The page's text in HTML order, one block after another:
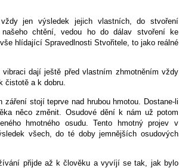
jen výsledek jejich vlastních, do stvoření
chtění, vedou ho do dálav stvoření ke
hlídající Spravedlnosti Stvořitele, to jako reálné
dají ještě před vlastním zhmotněním vždy
čistotě a k dobru.
stojí teprve nad hrubou hmotou. Dostane-li
něco změnit. Osudové dění k nám už potom
hmotného osudu. Tento hmotný projev v
všech, do té doby jemnějších osudových
přijde až k člověku a vyvíjí se tak, jak bylo